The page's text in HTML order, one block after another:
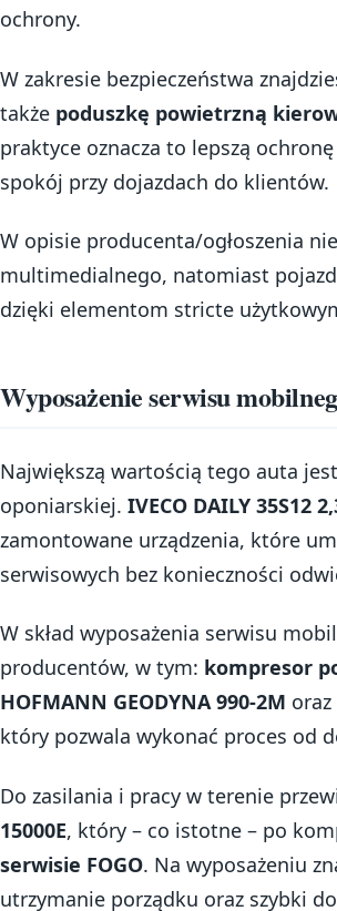
ochrony.
W zakresie bezpieczeństwa
także poduszkę powietrzną
praktyce oznacza to lepszą
spokój przy dojazdach do klientów.
W opisie producenta/ogłoszenia
multimedialnego, natomiast
dzięki elementom stricte
Wyposażenie serwisu
Największą wartością tego auta
oponiarskiej. IVECO DAILY 35S12
zamontowane urządzenia, które
serwisowych bez konieczności
W skład wyposażenia serwisu
producentów, w tym: kompresor
HOFMANN GEODYNA 990-2M oraz
który pozwala wykonać proces od
Do zasilania i pracy w terenie
15000E, który – co istotne – po
serwisie FOGO. Na wyposażeniu
utrzymanie porządku oraz szybki